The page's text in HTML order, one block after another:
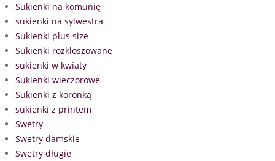
Sukienki na komunię
sukienki na sylwestra
Sukienki plus size
Sukienki rozkloszowane
sukienki w kwiaty
Sukienki wieczorowe
Sukienki z koronką
sukienki z printem
Swetry
Swetry damskie
Swetry długie